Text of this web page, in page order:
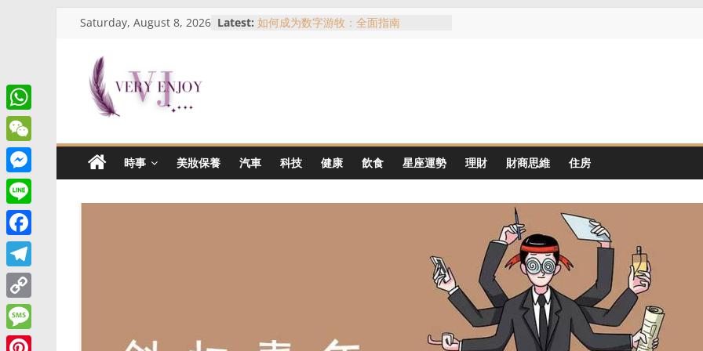
content
Saturday, August 8, 2026 Latest: 如何成为数字游牧：全面指南
事件全景解析
Very
Enjoy
这
是
時事 美妝保養 汽車 科技 健康 飲食 星座運勢 理財 財商思維 住房
W
h
a
t
s
A
p
p
W
e
C
h
a
t
M
e
s
s
e
n
g
L
i
n
e
F
a
c
e
T
e
l
C
o
M